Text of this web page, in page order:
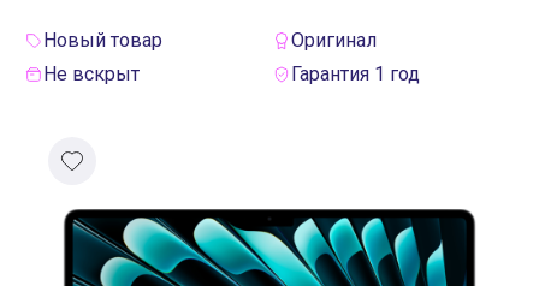
Договор оферты
Гарантия
Новый товар
Оригинал
Не вскрыт
Гарантия 1 год